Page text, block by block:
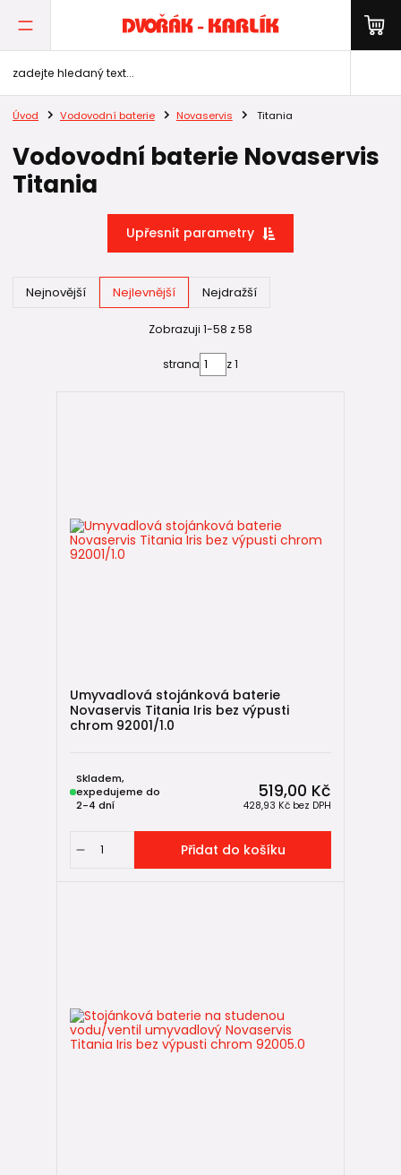
Úvod Vodovodní baterie Novaservis Titania
Vodovodní baterie Novaservis
Titania
Upřesnit parametry
Nejnovější Nejlevnější Nejdražší
Zobrazuji 1-58 z 58
strana z 1
Umyvadlová stojánková baterie
Novaservis Titania Iris bez výpusti
chrom 92001/1.0
519,00 Kč
428,93 Kč bez DPH
Skladem,
expedujeme do
2-4 dní
Přidat do košíku